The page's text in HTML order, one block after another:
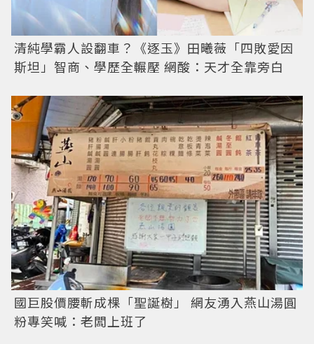
清純學霸人設翻車？《逐玉》田曦薇「四敗愛因
斯坦」智商、學歷全輾壓 網酸：天才全靠旁白
國巨股價腰斬成棵「聖誕樹」 網友湧入燕山湯圓
粉專笑喊：老闆上班了